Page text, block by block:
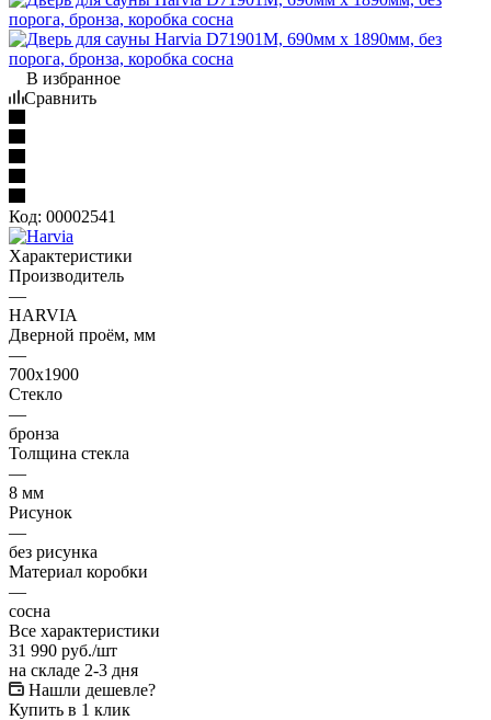
В избранное
Сравнить
Код: 00002541
Характеристики
Производитель
—
HARVIA
Дверной проём, мм
—
700х1900
Стекло
—
бронза
Толщина стекла
—
8 мм
Рисунок
—
без рисунка
Материал коробки
—
сосна
Все характеристики
31 990 руб./шт
на складе 2-3 дня
Нашли дешевле?
Купить в 1 клик